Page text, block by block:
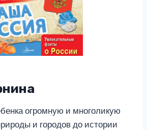
огромную и многоликую
и городов до истории